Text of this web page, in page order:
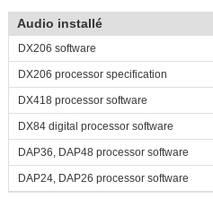
Audio installé
DX206 software
DX206 processor specification
DX418 processor software
DX84 digital processor software
DAP36, DAP48 processor software
DAP24, DAP26 processor software